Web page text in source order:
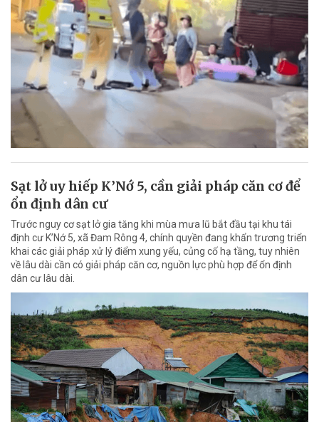
Sạt lở uy hiếp K’Nớ 5, cần giải pháp căn cơ để
ổn định dân cư
Trước nguy cơ sạt lở gia tăng khi mùa mưa lũ bắt đầu tại khu tái
định cư K’Nớ 5, xã Đam Rông 4, chính quyền đang khẩn trương triển
khai các giải pháp xử lý điểm xung yếu, củng cố hạ tầng, tuy nhiên
về lâu dài cần có giải pháp căn cơ, nguồn lực phù hợp để ổn định
dân cư lâu dài.